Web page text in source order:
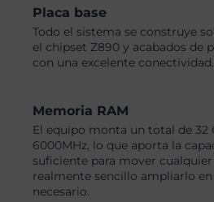
Placa base
Todo el sistema se construye
el chipset Z890 y acabados de
con una excelente conectividad.
Memoria RAM
El equipo monta un total de 32
6000MHz, lo que aporta la
suficiente para mover
realmente sencillo ampliarlo
necesario.